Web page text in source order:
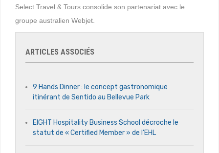
Select Travel & Tours consolide son partenariat avec le
groupe australien Webjet.
ARTICLES ASSOCIÉS
9 Hands Dinner : le concept gastronomique
itinérant de Sentido au Bellevue Park
EIGHT Hospitality Business School décroche le
statut de « Certified Member » de l’EHL